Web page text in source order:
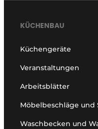
KÜCHENBAU
Küchengeräte
Veranstaltungen
Arbeitsblätter
Möbelbeschläge und
Waschbecken und